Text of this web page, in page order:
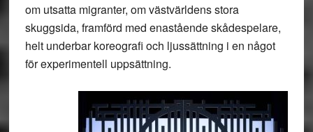
om utsatta migranter, om västvärldens stora
skuggsida, framförd med enastående skådespelare,
helt underbar koreografi och ljussättning i en något
för experimentell uppsättning.